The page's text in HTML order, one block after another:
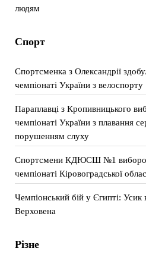
людям
Спорт
Спортсменка з Олександрії
чемпіонаті України з велоспорту
Параплавці з Кропивницького
чемпіонаті України з плавання
порушенням слуху
Спортсмени КДЮСШ №1
чемпіонаті Кіровоградської
Чемпіонський бій у Єгипті: Усик
Верховена
Різне